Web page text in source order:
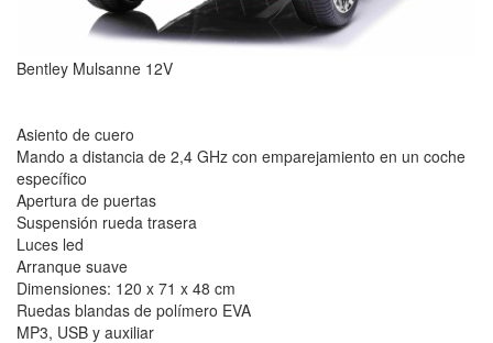
Bentley Mulsanne 12V
Asiento de cuero
Mando a distancia de 2,4 GHz con emparejamiento en un coche
específico
Apertura de puertas
Suspensión rueda trasera
Luces led
Arranque suave
Dimensiones: 120 x 71 x 48 cm
Ruedas blandas de polímero EVA
MP3, USB y auxiliar